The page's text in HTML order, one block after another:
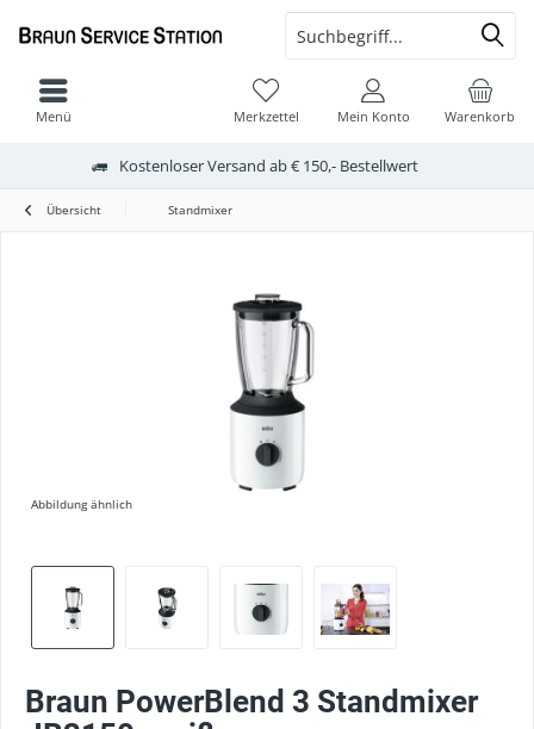
Kostenloser Versand ab € 150,- Bestellwert
Warenkorb
Merkzettel Mein Konto
Menü
Übersicht Standmixer
Abbildung ähnlich
Braun PowerBlend 3 Standmixer